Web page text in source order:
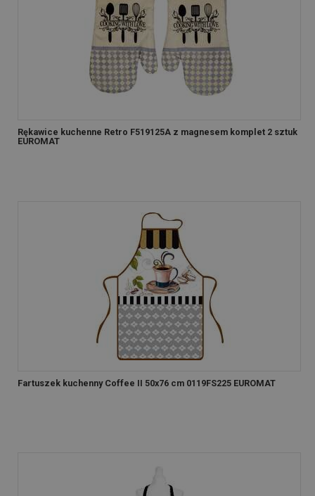
Rękawice kuchenne Retro F519125A z magnesem komplet 2 sztuk
EUROMAT
Fartuszek kuchenny Coffee II 50x76 cm 0119FS225 EUROMAT